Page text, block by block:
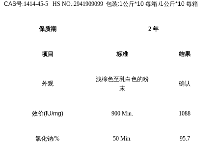
CAS号:1414-45-5 HS NO.:2941909099 包装:1公斤*10 每箱 /1公斤*10 每箱
保质期 2 年
项目 标准 结果
外观
浅棕色至乳白色的粉
末
确认
效价(IU/mg) 900 Min. 1088
氯化钠/% 50 Min. 95.7